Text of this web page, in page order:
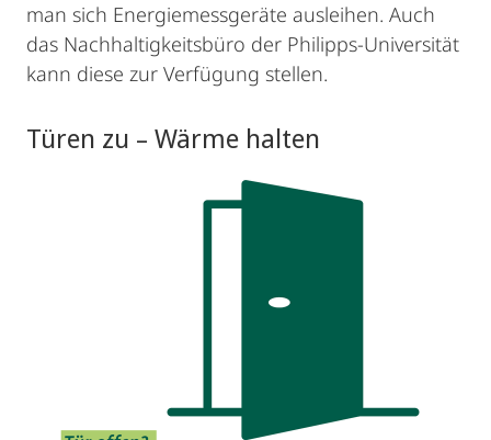
man sich Energiemessgeräte ausleihen. Auch
das Nachhaltigkeitsbüro der Philipps-Universität
kann diese zur Verfügung stellen.
Türen zu – Wärme halten